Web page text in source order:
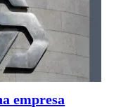
empresa